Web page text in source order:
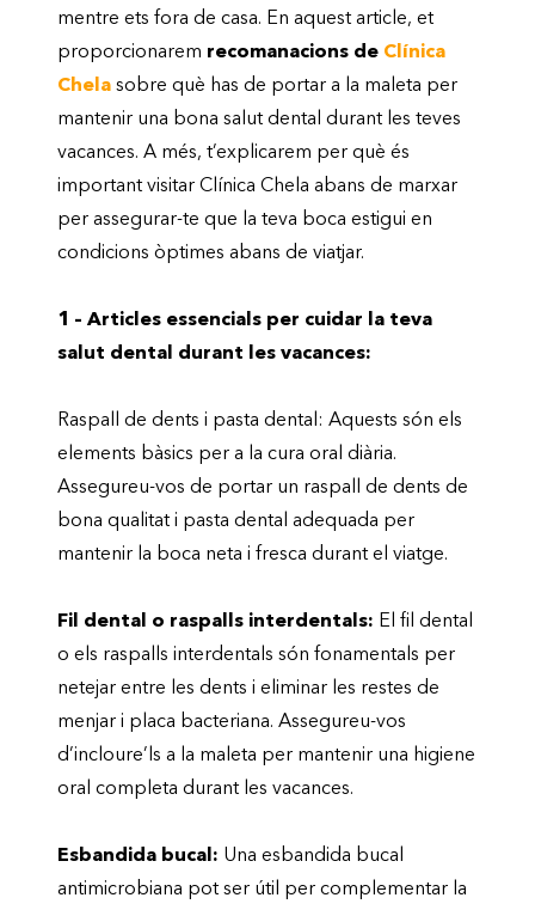
mentre ets fora de casa. En aquest article, et
proporcionarem recomanacions de Clínica
Chela sobre què has de portar a la maleta per
mantenir una bona salut dental durant les teves
vacances. A més, t’explicarem per què és
important visitar Clínica Chela abans de marxar
per assegurar-te que la teva boca estigui en
condicions òptimes abans de viatjar.
1 – Articles essencials per cuidar la teva
salut dental durant les vacances:
Raspall de dents i pasta dental: Aquests són els
elements bàsics per a la cura oral diària.
Assegureu-vos de portar un raspall de dents de
bona qualitat i pasta dental adequada per
mantenir la boca neta i fresca durant el viatge.
Fil dental o raspalls interdentals: El fil dental
o els raspalls interdentals són fonamentals per
netejar entre les dents i eliminar les restes de
menjar i placa bacteriana. Assegureu-vos
d’incloure’ls a la maleta per mantenir una higiene
oral completa durant les vacances.
Esbandida bucal: Una esbandida bucal
antimicrobiana pot ser útil per complementar la